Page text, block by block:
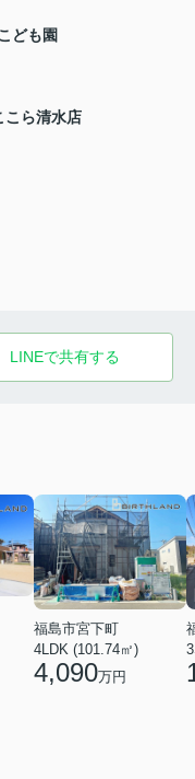
ども園
こら清水店
LINEで共有する
福島市宮下町
4LDK (101.74㎡)
4,090万円